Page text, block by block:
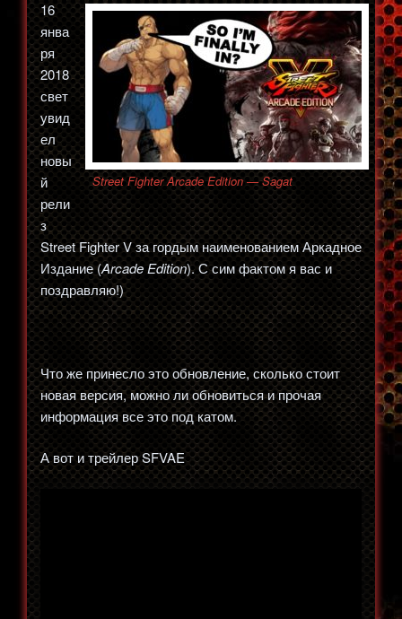
Street Fighter Arcade Edition — Sagat
16
янва
ря
2018
свет
увид
ел
новы
й
рели
з
Street Fighter V за гордым наименованием Аркадное
Издание (Arcade Edition). С сим фактом я вас и
поздравляю!)
Что же принесло это обновление, сколько стоит
новая версия, можно ли обновиться и прочая
информация все это под катом.
А вот и трейлер SFVAE